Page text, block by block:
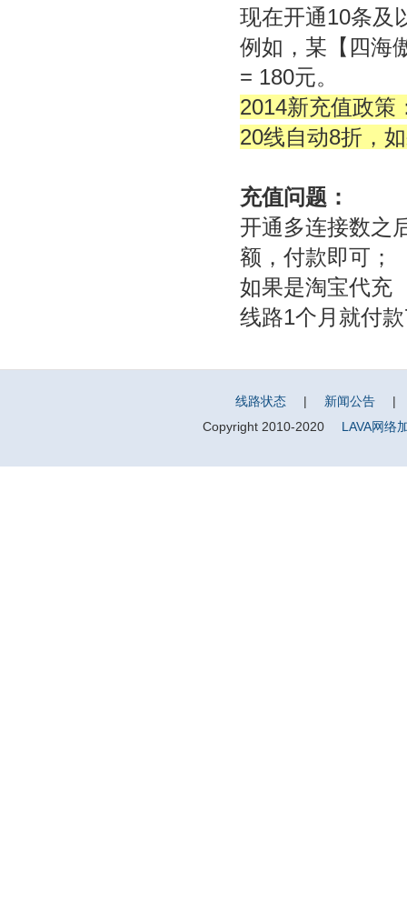
现在开通10条及
例如，某【四海
= 180元。
2014新充值政策
20线自动8折，
充值问题：
开通多连接数之
额，付款即可；
如果是淘宝代充
线路1个月就付
线路状态 | 新闻公告
|
Copyright 2010-2020
LAVA网络